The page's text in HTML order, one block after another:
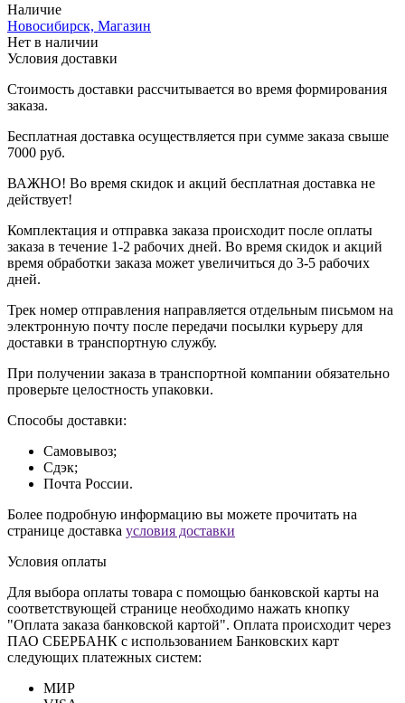
Наличие
Новосибирск, Магазин
Нет в наличии
Условия доставки
Стоимость доставки рассчитывается во время формирования
заказа.
Бесплатная доставка осуществляется при сумме заказа свыше
7000 руб.
ВАЖНО! Во время скидок и акций бесплатная доставка не
действует!
Комплектация и отправка заказа происходит после оплаты
заказа в течение 1-2 рабочих дней. Во время скидок и акций
время обработки заказа может увеличиться до 3-5 рабочих
дней.
Трек номер отправления направляется отдельным письмом на
электронную почту после передачи посылки курьеру для
доставки в транспортную службу.
При получении заказа в транспортной компании обязательно
проверьте целостность упаковки.
Способы доставки:
Самовывоз;
Сдэк;
Почта России.
Более подробную информацию вы можете прочитать на
странице доставка условия доставки
Условия оплаты
Для выбора оплаты товара с помощью банковской карты на
соответствующей странице необходимо нажать кнопку
"Оплата заказа банковской картой". Оплата происходит через
ПАО СБЕРБАНК с использованием Банковских карт
следующих платежных систем:
МИР